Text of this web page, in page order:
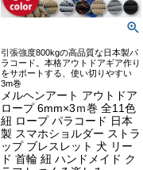
引張強度800kgの高品質な日本製パ
ラコード。本格アウトドアギア作り
をサポートする、使い切りやすい
3m巻
メルヘンアート アウトドア
ロープ 6mm×3ｍ巻 全11色
紐 ロープ パラコード 日本
製 スマホショルダー ストラ
ップ ブレスレット 犬 リー
ド 首輪 紐 ハンドメイド ク